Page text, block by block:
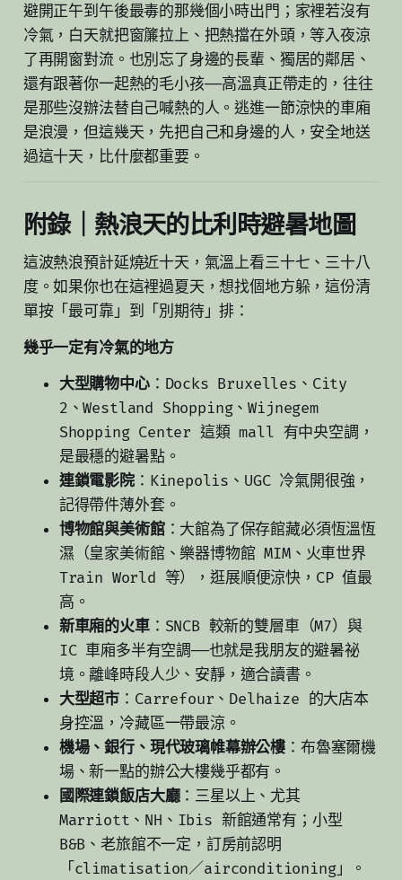
避開正午到午後最毒的那幾個小時出門；家裡若沒有
冷氣，白天就把窗簾拉上、把熱擋在外頭，等入夜涼
了再開窗對流。也別忘了身邊的長輩、獨居的鄰居、
還有跟著你一起熱的毛小孩——高溫真正帶走的，往往
是那些沒辦法替自己喊熱的人。逃進一節涼快的車廂
是浪漫，但這幾天，先把自己和身邊的人，安全地送
過這十天，比什麼都重要。
附錄｜熱浪天的比利時避暑地圖
這波熱浪預計延燒近十天，氣溫上看三十七、三十八
度。如果你也在這裡過夏天，想找個地方躲，這份清
單按「最可靠」到「別期待」排：
幾乎一定有冷氣的地方
大型購物中心：Docks Bruxelles、City
2、Westland Shopping、Wijnegem
Shopping Center 這類 mall 有中央空調，
是最穩的避暑點。
連鎖電影院：Kinepolis、UGC 冷氣開很強，
記得帶件薄外套。
博物館與美術館：大館為了保存館藏必須恆溫恆
濕（皇家美術館、樂器博物館 MIM、火車世界
Train World 等），逛展順便涼快，CP 值最
高。
新車廂的火車：SNCB 較新的雙層車（M7）與
IC 車廂多半有空調——也就是我朋友的避暑祕
境。離峰時段人少、安靜，適合讀書。
大型超市 ：Carrefour、Delhaize 的大店本
身控溫，冷藏區一帶最涼。
機場、銀行、現代玻璃帷幕辦公樓 ：布魯塞爾機
場、新一點的辦公大樓幾乎都有。
國際連鎖飯店大廳：三星以上、尤其
Marriott、NH、Ibis 新館通常有；小型
B&B、老旅館不一定，訂房前認明
「climatisation／airconditioning」。